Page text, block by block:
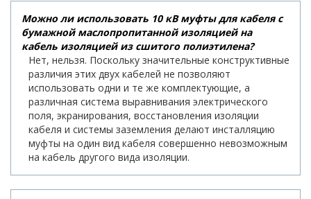
Можно ли использовать 10 кВ муфты для кабеля с
бумажной маслопропитанной изоляцией на
кабель изоляцией из сшитого полиэтилена?
Нет, нельзя. Поскольку значительные конструктивные
различия этих двух кабелей не позволяют
использовать одни и те же комплектующие, а
различная система выравнивания электрического
поля, экранирования, восстановления изоляции
кабеля и системы заземления делают инсталляцию
муфты на один вид кабеля совершенно невозможным
на кабель другого вида изоляции.